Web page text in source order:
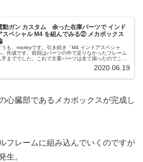
動ガン カスタム 余った在庫パーツで インド
スペシャル M4 を組んでみる② メカボックス
うも、morleyです。引き続き「M4 インドアスペシャ
」作成です。前回はパーツの中で足りなかったフレーム
手まででした。これで主要パーツは全て揃ったのでここ
2020.06.19
心臓部であるメカボックスが完成し
フレームに組み込んでいくのですが
生。